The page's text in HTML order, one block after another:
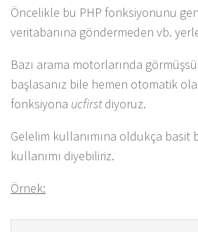
Öncelikle bu PHP fonksiyonunu
veritabanına göndermeden vb.
Bazı arama motorlarında
başlasanız bile hemen otomatik
fonksiyona ucfirstdiyoruz.
Gelelim kullanımına oldukça basit
kullanımı diyebiliriz.
Örnek: